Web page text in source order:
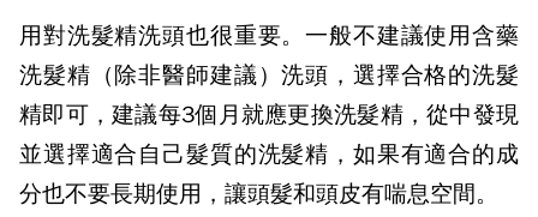
用對洗髮精洗頭也很重要。一般不建議使用含藥
洗髮精（除非醫師建議）洗頭，選擇合格的洗髮
精即可，建議每3個月就應更換洗髮精，從中發現
並選擇適合自己髮質的洗髮精，如果有適合的成
分也不要長期使用，讓頭髮和頭皮有喘息空間。